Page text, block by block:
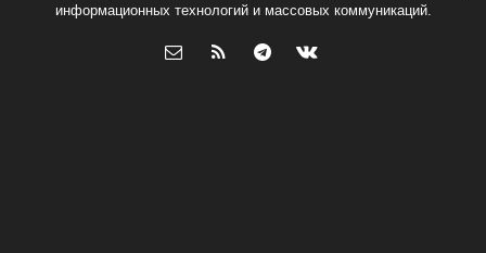
информационных технологий и массовых коммуникаций.